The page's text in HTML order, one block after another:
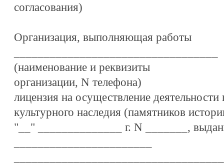
согласования)
Организация, выполняющая работы
(наименование и реквизиты
организации, N телефона)
лицензия на осуществление
культурного наследия (памятников
"__" ______________ г. N _______,